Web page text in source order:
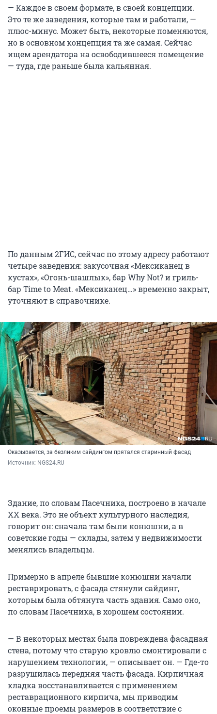
— Каждое в своем формате, в своей концепции.
Это те же заведения, которые там и работали, —
плюс-минус. Может быть, некоторые поменяются,
но в основном концепция та же самая. Сейчас
ищем арендатора на освободившееся помещение
— туда, где раньше была кальянная.
По данным 2ГИС, сейчас по этому адресу работают
четыре заведения: закусочная «Мексиканец в
кустах», «Огонь-шашлык», бар Why Not? и гриль-
бар Time to Meat. «Мексиканец…» временно закрыт,
уточняют в справочнике.
Оказывается, за безликим сайдингом прятался старинный фасад
Источник: NGS24.RU
Здание, по словам Пасечника, построено в начале
XX века. Это не объект культурного наследия,
говорит он: сначала там были конюшни, а в
советские годы — склады, затем у недвижимости
менялись владельцы.
Примерно в апреле бывшие конюшни начали
реставрировать, с фасада стянули сайдинг,
которым была обтянута часть здания. Само оно,
по словам Пасечника, в хорошем состоянии.
— В некоторых местах была повреждена фасадная
стена, потому что старую кровлю смонтировали с
нарушением технологии, — описывает он. — Где-то
разрушилась передняя часть фасада. Кирпичная
кладка восстанавливается с применением
реставрационного кирпича, мы приводим
оконные проемы размеров в соответствие с